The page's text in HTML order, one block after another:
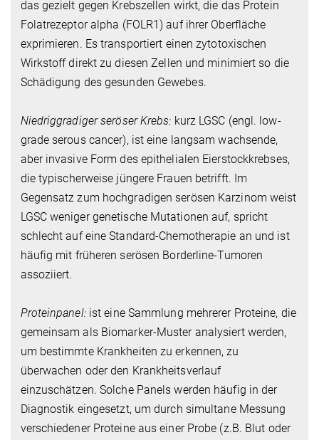
das gezielt gegen Krebszellen wirkt, die das Protein
Folatrezeptor alpha (FOLR1) auf ihrer Oberfläche
exprimieren. Es transportiert einen zytotoxischen
Wirkstoff direkt zu diesen Zellen und minimiert so die
Schädigung des gesunden Gewebes.
Niedriggradiger seröser Krebs: kurz LGSC (engl. low-
grade serous cancer), ist eine langsam wachsende,
aber invasive Form des epithelialen Eierstockkrebses,
die typischerweise jüngere Frauen betrifft. Im
Gegensatz zum hochgradigen serösen Karzinom weist
LGSC weniger genetische Mutationen auf, spricht
schlecht auf eine Standard-Chemotherapie an und ist
häufig mit früheren serösen Borderline-Tumoren
assoziiert.
Proteinpanel: ist eine Sammlung mehrerer Proteine, die
gemeinsam als Biomarker-Muster analysiert werden,
um bestimmte Krankheiten zu erkennen, zu
überwachen oder den Krankheitsverlauf
einzuschätzen. Solche Panels werden häufig in der
Diagnostik eingesetzt, um durch simultane Messung
verschiedener Proteine aus einer Probe (z.B. Blut oder